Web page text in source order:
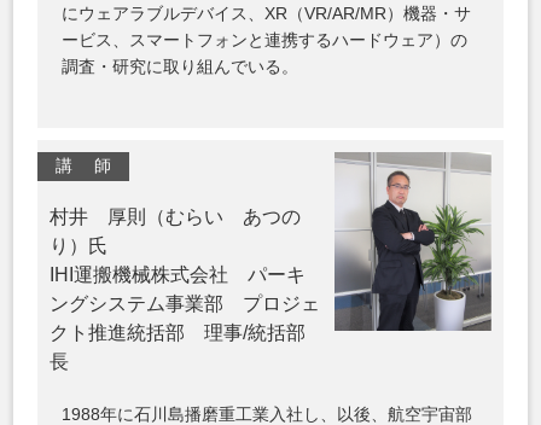
にウェアラブルデバイス、XR（VR/AR/MR）機器・サ
ービス、スマートフォンと連携するハードウェア）の
調査・研究に取り組んでいる。
講 師
村井 厚則（むらい あつの
り）氏
IHI運搬機械株式会社 パーキ
ングシステム事業部 プロジェ
クト推進統括部 理事/統括部
長
1988年に石川島播磨重工業入社し、以後、航空宇宙部